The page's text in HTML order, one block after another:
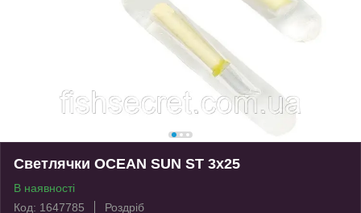
Светлячки OCEAN SUN ST 3х25
В наявності
Код: 1647785
Роздріб